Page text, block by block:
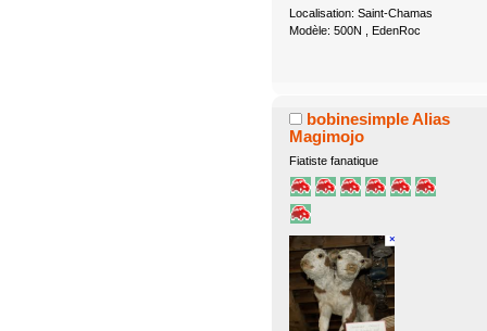
Localisation: Saint-Chamas
Modèle: 500N , EdenRoc
bobinesimple Alias
Magimojo
Fiatiste fanatique